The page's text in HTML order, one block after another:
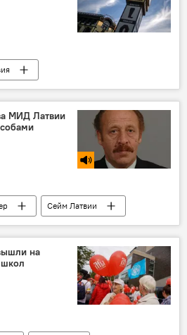
МИД Латвии
Сейм Латвии
на